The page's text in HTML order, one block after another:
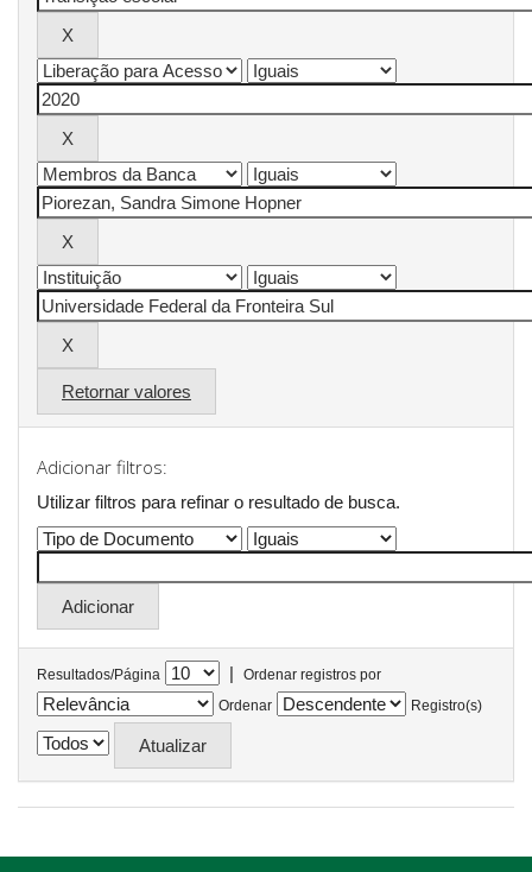
Retornar valores
Adicionar filtros:
Utilizar filtros para refinar o resultado de busca.
Resultados/Página |
Ordenar registros por
Ordenar
Registro(s)